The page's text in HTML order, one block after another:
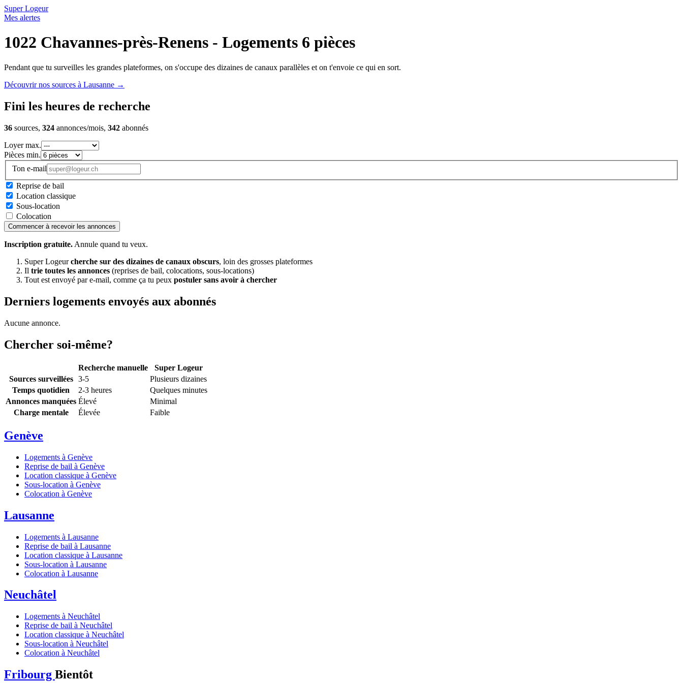
Super Logeur
Mes alertes
1022 Chavannes-près-Renens - Logements 6 pièces
Pendant que tu surveilles les grandes plateformes, on s'occupe des dizaines de canaux parallèles et on t'envoie ce qui en sort.
Découvrir nos sources à Lausanne →
Fini les heures de recherche
36 sources, 324 annonces/mois, 342 abonnés
Loyer max.
Pièces min.
Ton e-mail
Reprise de bail
Location classique
Sous-location
Colocation
Commencer à recevoir les annonces
Inscription gratuite. Annule quand tu veux.
Super Logeurcherche sur des dizaines de canaux obscurs, loin des grosses plateformes
Il trie toutes les annonces (reprises de bail, colocations, sous-locations)
Tout est envoyé par e-mail, comme ça tu peux postuler sans avoir à chercher
Derniers logements envoyés aux abonnés
Aucune annonce.
Chercher soi-même?
Recherche manuelle
Super Logeur
Sources surveillées
3-5
Plusieurs dizaines
Temps quotidien
2-3 heures
Quelques minutes
Annonces manquées Élevé
Minimal
Charge mentale
Élevée Faible
Genève
Logements à Genève
Reprise de bail à Genève
Location classique à Genève
Sous-location à Genève
Colocation à Genève
Lausanne
Logements à Lausanne
Reprise de bail à Lausanne
Location classique à Lausanne
Sous-location à Lausanne
Colocation à Lausanne
Neuchâtel
Logements à Neuchâtel
Reprise de bail à Neuchâtel
Location classique à Neuchâtel
Sous-location à Neuchâtel
Colocation à Neuchâtel
Fribourg Bientôt